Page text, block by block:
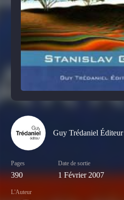
Guy Trédaniel Éditeur
Pages
390
Date de sortie
1 Février 2007
L'Auteur